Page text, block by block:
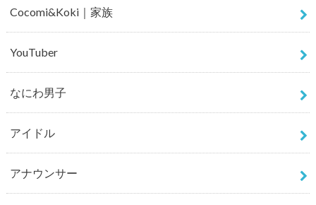
Cocomi&Koki｜家族
YouTuber
なにわ男子
アイドル
アナウンサー